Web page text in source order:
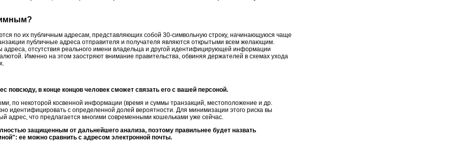
по их публичным адресам, представляющих собой 30-символьную строку, начинающуюся чаще
публичные адреса отправителя и получателя являются открытыми всем желающим.
адреса, отсутствия реального имени владельца и другой идентифицирующей информации
Именно на этом заостряют внимание правительства, обвиняя держателей в схемах ухода
повсюду, в конце концов человек сможет связать его с вашей персоной.
по некоторой косвенной информации (время и суммы транзакций, местоположение и др.
идентифицировать с определенной долей вероятности. Для минимизации этого риска вы
адрес, что предлагается многими современными кошельками уже сейчас.
защищенным от дальнейшего анализа, поэтому правильнее будет назвать
ее можно сравнить с адресом электронной почты.